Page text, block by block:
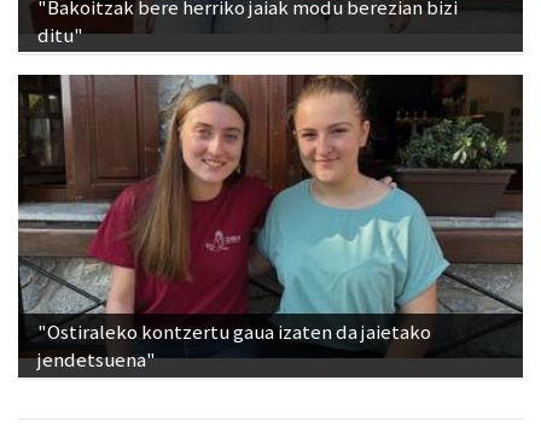
"Bakoitzak bere herriko jaiak modu berezian bizi
ditu"
"Ostiraleko kontzertu gaua izaten da jaietako
jendetsuena"